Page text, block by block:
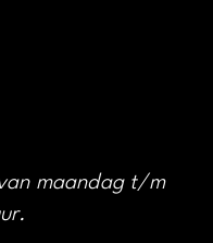
maandag t/m